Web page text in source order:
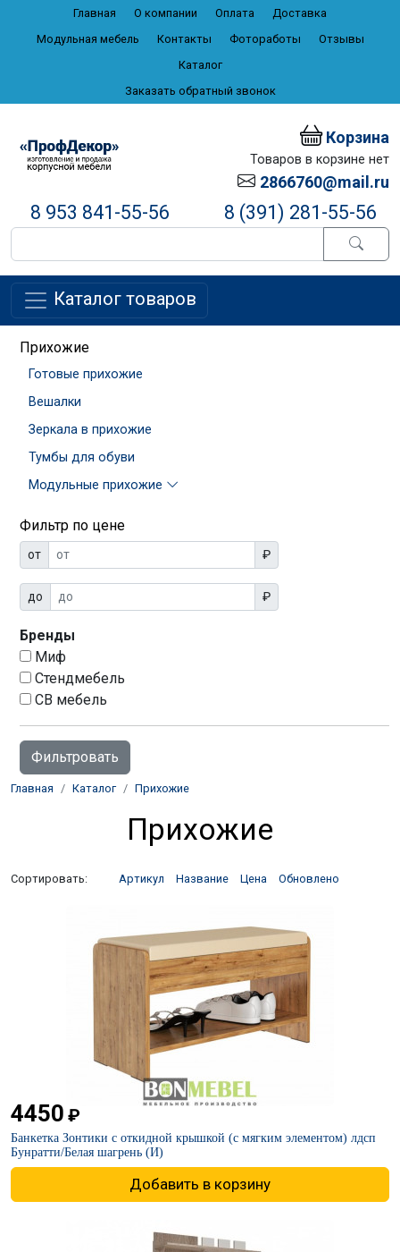
Главная О компании Оплата
Доставка
Модульная мебель
Контакты Фотоработы
Отзывы
Каталог
Заказать обратный звонок
8 953 841-55-56 8 (391) 281-55-56
Корзина
Товаров в корзине нет
2866760@mail.ru
Каталог товаров
Прихожие
Готовые прихожие
Вешалки
Зеркала в прихожие
Тумбы для обуви
Модульные прихожие
Фильтр по цене
от ₽
до ₽
Бренды
Миф
Стендмебель
СВ мебель
Главная Каталог Прихожие
Прихожие
Сортировать: Артикул Название Цена Обновлено
4450 ₽
Банкетка Зонтики с откидной крышкой (с мягким элементом) лдсп
Бунратти/Белая шагрень (И)
Добавить в корзину